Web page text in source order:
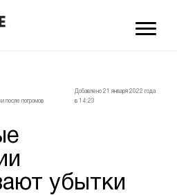
после погромов
Добавлено 21 января 2022 года
в 14:23
убытки